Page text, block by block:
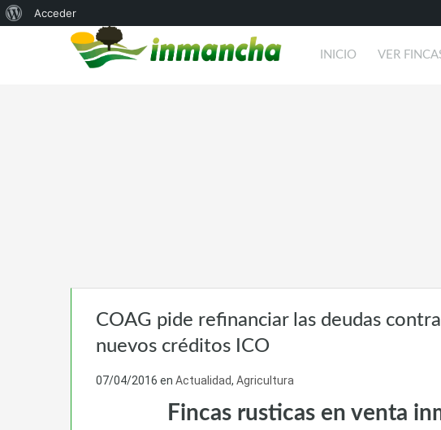
Acerca
Acceder
INICIO VER
COAG pide refinanciar las deudas
nuevos créditos ICO
07/04/2016 en Actualidad, Agricultura
Fincas rusticas en venta